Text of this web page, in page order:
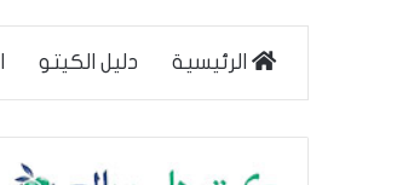
الرئيسية دليل الكيتو